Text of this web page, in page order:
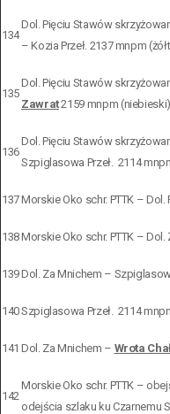
134
Dol. Pięciu Stawów
– Kozia Przeł. 2137 mnpm
135
Dol. Pięciu Stawów
Zawrat2159 mnpm (niebieski)
136
Dol. Pięciu Stawów
Szpiglasowa Przeł. 2114
137Morskie Oko schr. PTTK –
138Morskie Oko schr. PTTK – Dol.
139Dol. Za Mnichem –
140Szpiglasowa Przeł. 2114
141 Dol. Za Mnichem – Wrota
142
Morskie Oko schr. PTTK –
odejścia szlaku ku Czarnemu